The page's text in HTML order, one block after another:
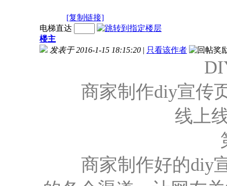
[复制链接]
电梯直达
楼主
发表于 2016-1-15 18:15:20 | 只看该作者
商家制作diy宣传页
线上
第
商家制作好的diy宣